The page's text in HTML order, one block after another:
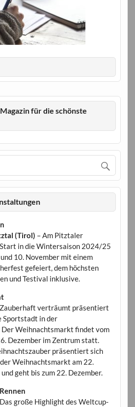
für die schönste
(Tirol) – Am Pitztaler
in die Wintersaison 2024/25
10. November mit einem
gefeiert, dem höchsten
und Testival inklusive.
verträumt präsentiert
Sportstadt in der
Weihnachtsmarkt findet vom
Dezember im Zentrum statt.
präsentiert sich
Weihnachtsmarkt am 22.
geht bis zum 22. Dezember.
große Highlight des Weltcup-